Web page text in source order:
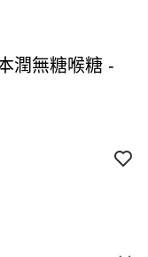
潤無糖喉糖 -